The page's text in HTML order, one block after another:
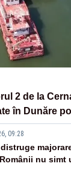
2 de la
în Dunăre
09:28
nu simt